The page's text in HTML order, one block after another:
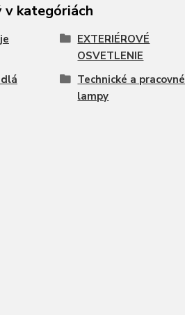
v kategóriách
EXTERIÉROVÉ
OSVETLENIE
Technické a pracovné
lampy